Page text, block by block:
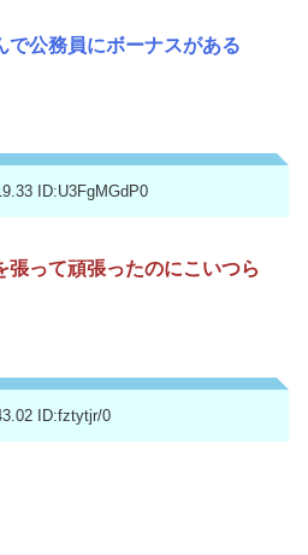
で公務員にボーナスがある
ID:U3FgMGdP0
張って頑張ったのにこいつら
ID:fztytjr/0